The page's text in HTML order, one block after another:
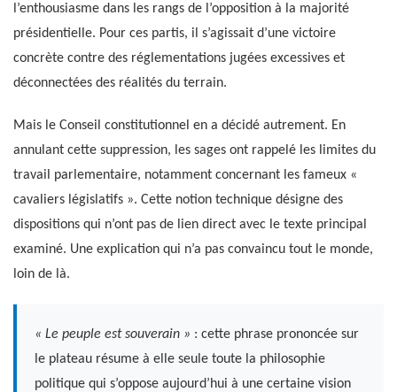
l’enthousiasme dans les rangs de l’opposition à la majorité
présidentielle. Pour ces partis, il s’agissait d’une victoire
concrète contre des réglementations jugées excessives et
déconnectées des réalités du terrain.
Mais le Conseil constitutionnel en a décidé autrement. En
annulant cette suppression, les sages ont rappelé les limites du
travail parlementaire, notamment concernant les fameux «
cavaliers législatifs ». Cette notion technique désigne des
dispositions qui n’ont pas de lien direct avec le texte principal
examiné. Une explication qui n’a pas convaincu tout le monde,
loin de là.
« Le peuple est souverain » : cette phrase prononcée sur
le plateau résume à elle seule toute la philosophie
politique qui s’oppose aujourd’hui à une certaine vision